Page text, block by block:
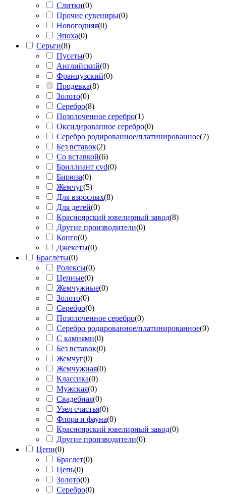
Слитки(0)
Прочие сувениры(0)
Новогодняя(0)
Эпоха(0)
Серьги(8)
Пусеты(0)
Английский(0)
Французский(0)
Продевка(8)
Золото(0)
Серебро(8)
Позолоченное серебро(1)
Оксидированное серебро(0)
Серебро родированное/платинированное(7)
Без вставок(2)
Со вставкой(6)
Бриллиант cvd(0)
Бирюза(0)
Жемчуг(5)
Для взрослых(8)
Для детей(0)
Красноярский ювелирный завод(8)
Другие производители(0)
Конго(0)
Джекеты(0)
Браслеты(0)
Ролексы(0)
Цепные(0)
Жемчужные(0)
Золото(0)
Серебро(0)
Позолоченное серебро(0)
Серебро родированное/платинированное(0)
С камнями(0)
Без вставок(0)
Жемчуг(0)
Жемчужная(0)
Классика(0)
Мужская(0)
Свадебная(0)
Узел счастья(0)
Флора и фауна(0)
Красноярский ювелирный завод(0)
Другие производители(0)
Цепи(0)
Браслет(0)
Цепь(0)
Золото(0)
Серебро(0)